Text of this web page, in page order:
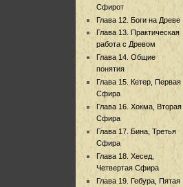
Сфирот
Глава 12. Боги на Древе
Глава 13. Практическая
работа с Древом
Глава 14. Общие
понятия
Глава 15. Кетер, Первая
Сфира
Глава 16. Хокма, Вторая
Сфира
Глава 17. Бина, Третья
Сфира
Глава 18. Хесед,
Четвертая Сфира
Глава 19. Гебура, Пятая